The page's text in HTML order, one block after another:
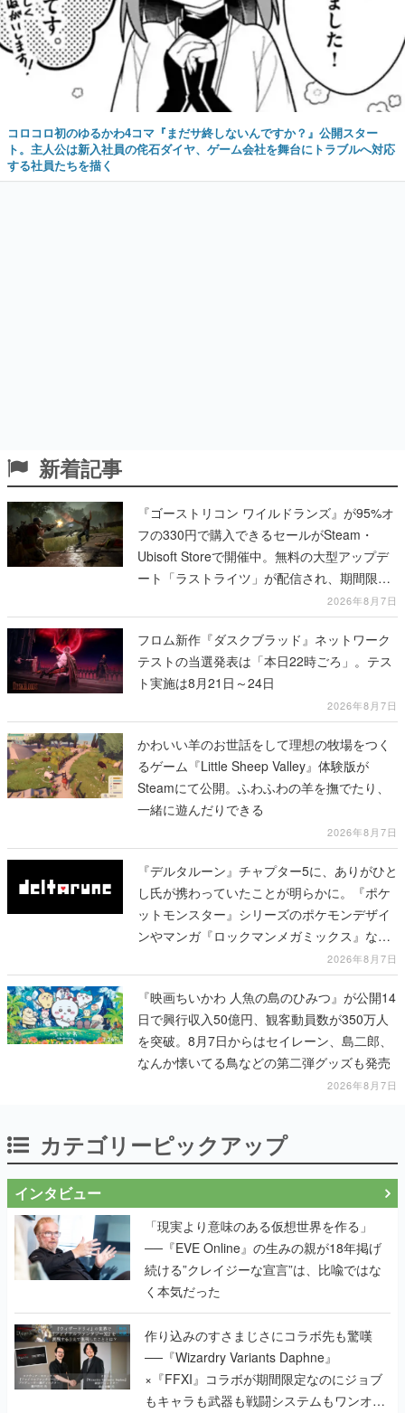
コロコロ初のゆるかわ4コマ『まだサ終しないんですか？』公開スター
ト。主人公は新入社員の侘石ダイヤ、ゲーム会社を舞台にトラブルへ対応
する社員たちを描く
新着記事
『ゴーストリコン ワイルドランズ』が95%オ
フの330円で購入できるセールがSteam・
Ubisoft Storeで開催中。無料の大型アップデ
ート「ラストライツ」が配信され、期間限定
の無料プレイや過去作の無料配布も2026年8月7日
フロム新作『ダスクブラッド』ネットワーク
テストの当選発表は「本日22時ごろ」。テス
ト実施は8月21日～24日
2026年8月7日
かわいい羊のお世話をして理想の牧場をつく
るゲーム『Little Sheep Valley』体験版が
Steamにて公開。ふわふわの羊を撫でたり、
一緒に遊んだりできる
2026年8月7日
『デルタルーン』チャプター5に、ありがひと
し氏が携わっていたことが明らかに。『ポケ
ットモンスター』シリーズのポケモンデザイ
ンやマンガ『ロックマンメガミックス』など
2026年8月7日
『映画ちいかわ 人魚の島のひみつ』が公開14
日で興行収入50億円、観客動員数が350万人
を突破。8月7日からはセイレーン、島二郎、
なんか懐いてる鳥などの第二弾グッズも発売
2026年8月7日
カテゴリーピックアップ
インタビュー
「現実より意味のある仮想世界を作る」
──『EVE Online』の生みの親が18年掲げ
続ける”クレイジーな宣言”は、比喩ではな
く本気だった
作り込みのすさまじさにコラボ先も驚嘆
──『Wizardry Variants Daphne』
×『FFXI』コラボが期間限定なのにジョブ
もキャラも武器も戦闘システムもワンオフ